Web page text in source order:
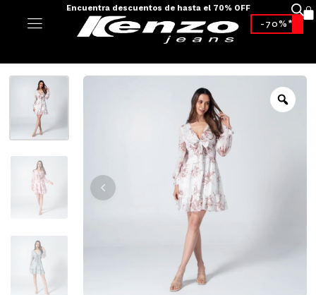
Encuentra descuentos de hasta el 70% OFF
-70%*